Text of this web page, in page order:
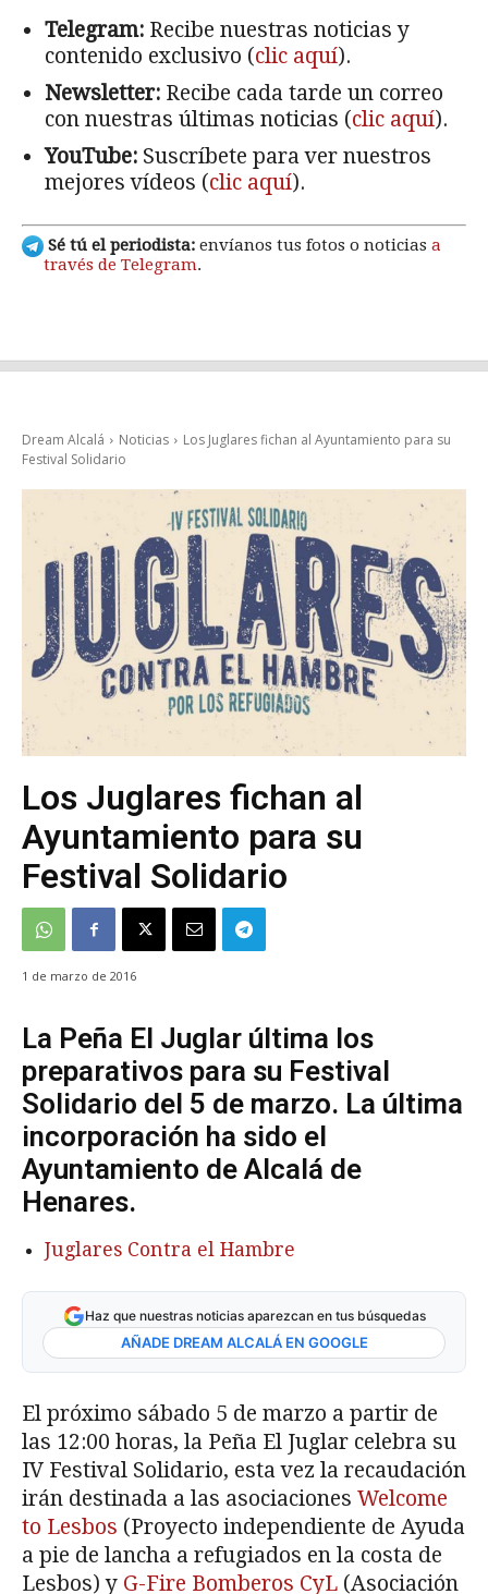
Telegram: Recibe nuestras noticias y
contenido exclusivo (clic aquí).
Newsletter: Recibe cada tarde un correo
con nuestras últimas noticias (clic aquí).
YouTube: Suscríbete para ver nuestros
mejores vídeos (clic aquí).
Sé tú el periodista: envíanos tus fotos o noticias a
través de Telegram.